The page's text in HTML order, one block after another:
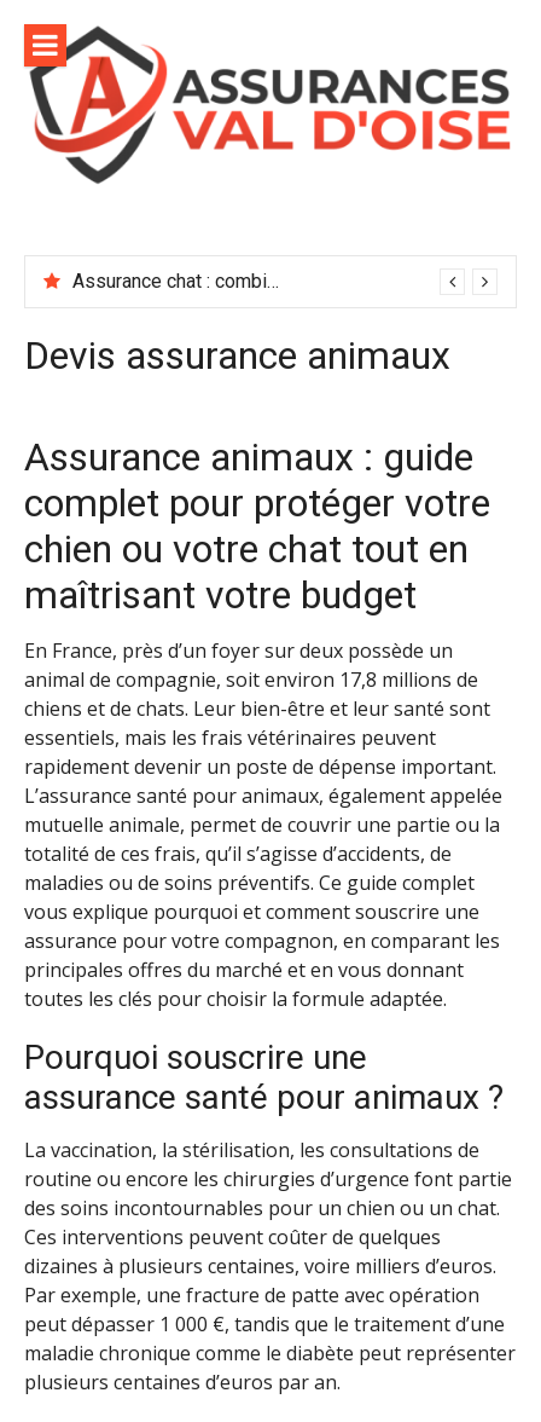
contenu
Assurance chat : combien coûte vraiment une bonne mutuelle ?
Devis assurance animaux
Assurance animaux : guide
complet pour protéger votre
chien ou votre chat tout en
maîtrisant votre budget
En France, près d’un foyer sur deux possède un
animal de compagnie, soit environ 17,8 millions de
chiens et de chats. Leur bien-être et leur santé sont
essentiels, mais les frais vétérinaires peuvent
rapidement devenir un poste de dépense important.
L’assurance santé pour animaux, également appelée
mutuelle animale, permet de couvrir une partie ou la
totalité de ces frais, qu’il s’agisse d’accidents, de
maladies ou de soins préventifs. Ce guide complet
vous explique pourquoi et comment souscrire une
assurance pour votre compagnon, en comparant les
principales offres du marché et en vous donnant
toutes les clés pour choisir la formule adaptée.
Pourquoi souscrire une
assurance santé pour animaux ?
La vaccination, la stérilisation, les consultations de
routine ou encore les chirurgies d’urgence font partie
des soins incontournables pour un chien ou un chat.
Ces interventions peuvent coûter de quelques
dizaines à plusieurs centaines, voire milliers d’euros.
Par exemple, une fracture de patte avec opération
peut dépasser 1 000 €, tandis que le traitement d’une
maladie chronique comme le diabète peut représenter
plusieurs centaines d’euros par an.